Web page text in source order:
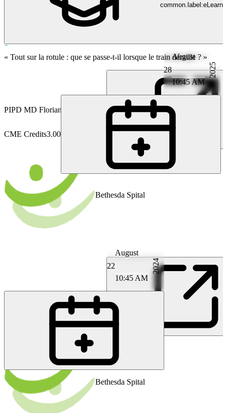
Orthopédie
28
August
10:45 AM
2025
CME Credits3.00
« Tout sur la rotule : que se passe-t-il lorsque le train déraille ? »
PIPD MD Florian B. Imhoff
Bethesda Spital
22
August
10:45 AM
2024
PD MD Florian B. Imhoff
Bethesda Spital